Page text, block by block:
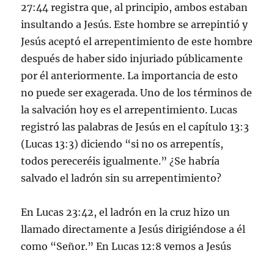
27:44 registra que, al principio, ambos estaban
insultando a Jesús. Este hombre se arrepintió y
Jesús aceptó el arrepentimiento de este hombre
después de haber sido injuriado públicamente
por él anteriormente. La importancia de esto
no puede ser exagerada. Uno de los términos de
la salvación hoy es el arrepentimiento. Lucas
registró las palabras de Jesús en el capítulo 13:3
(Lucas 13:3) diciendo “si no os arrepentís,
todos pereceréis igualmente.” ¿Se habría
salvado el ladrón sin su arrepentimiento?
En Lucas 23:42, el ladrón en la cruz hizo un
llamado directamente a Jesús dirigiéndose a él
como “Señor.” En Lucas 12:8 vemos a Jesús